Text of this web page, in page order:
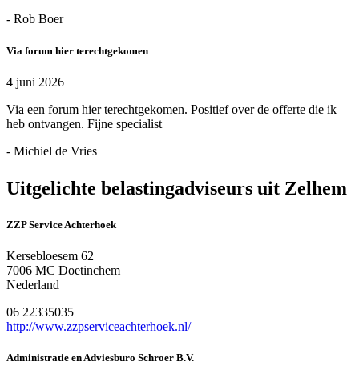
- Rob Boer
Via forum hier terechtgekomen
4 juni 2026
Via een forum hier terechtgekomen. Positief over de offerte die ik
heb ontvangen. Fijne specialist
- Michiel de Vries
Uitgelichte belastingadviseurs uit Zelhem
ZZP Service Achterhoek
Kersebloesem 62
7006 MC Doetinchem
Nederland
06 22335035
http://www.zzpserviceachterhoek.nl/
Administratie en Adviesburo Schroer B.V.